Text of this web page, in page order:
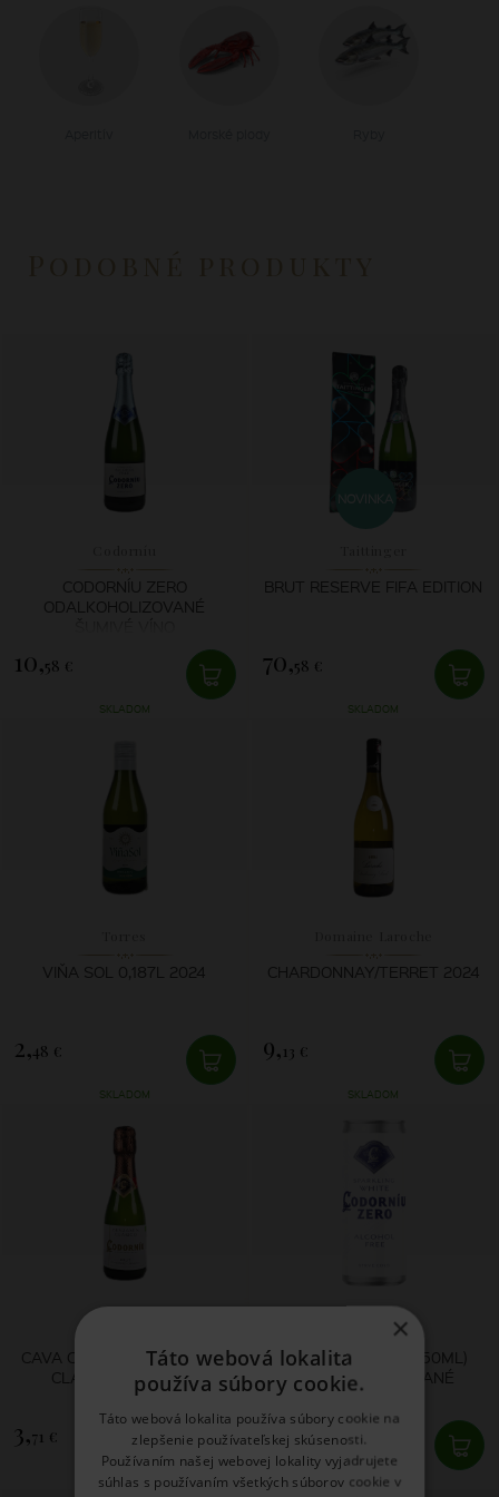
CODORNÍU ZERO
ODALKOHOLIZOVANÉ
10,58 €
SKLADOM
BRUT RESERVE FIFA EDITION
70,58 €
SKLADOM
VIŇA SOL 0,187L 2024
2,48 €
SKLADOM
CHARDONNAY/TERRET 2024
9, 13 €
SKLADOM
CAVA CODORNÍU BENJAMÍN
CLASICO BRUT 0,2L
3,71 €
SKLADOM
Codorníu
CODORNÍU ZERO (250ML)
ODALKOHOLIZOVANÉ
3,49 €
SKLADOM
×
Táto webová lokalita
používa súbory cookie.
Táto webová lokalita používa súbory cookie na
zlepšenie používateľskej skúsenosti.
Používaním našej webovej lokality vyjadrujete
súhlas s používaním všetkých súborov cookie v